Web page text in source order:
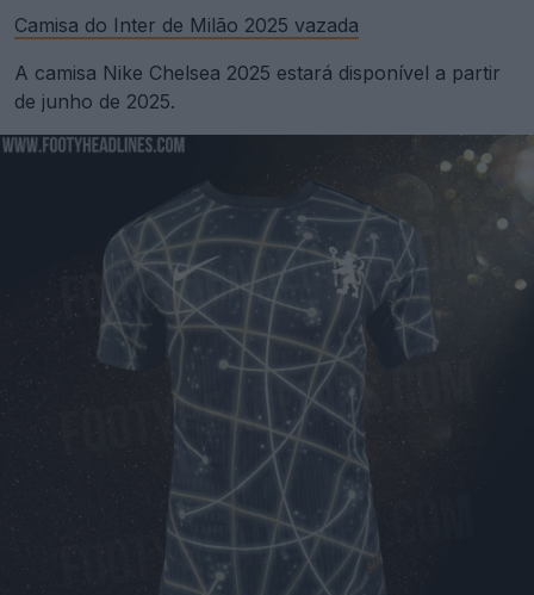
Camisa do Inter de Milão 2025 vazada
A camisa Nike Chelsea 2025 estará disponível a partir
de junho de 2025.